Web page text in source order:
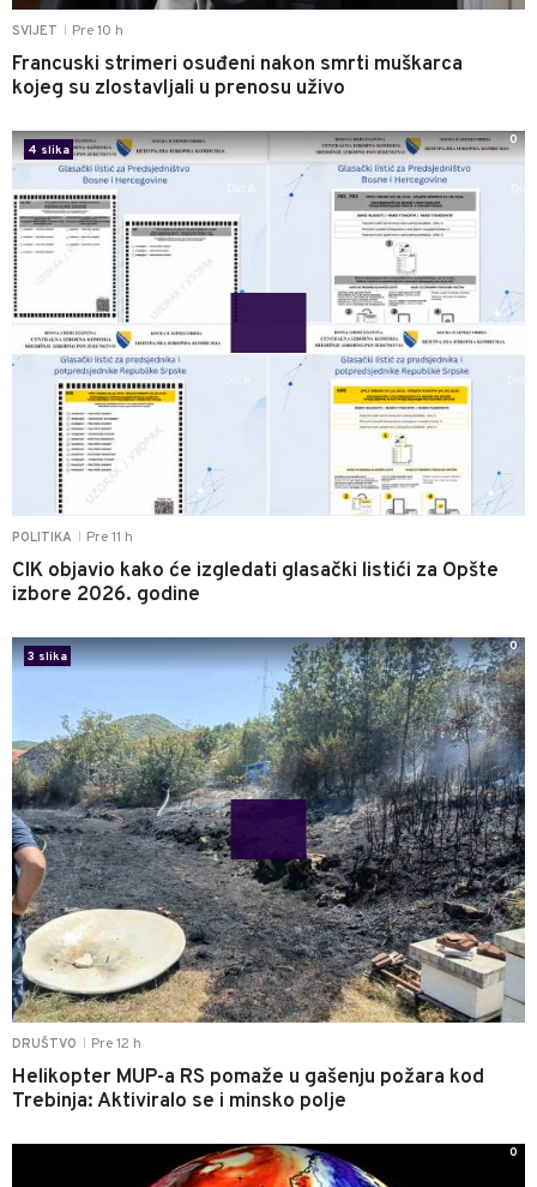
SVIJET Pre 10 h
Francuski strimeri osuđeni nakon smrti muškarca
kojeg su zlostavljali u prenosu uživo
POLITIKA Pre 11 h
CIK objavio kako će izgledati glasački listići za Opšte
izbore 2026. godine
4 slika
0
DRUŠTVO Pre 12 h
Helikopter MUP-a RS pomaže u gašenju požara kod
Trebinja: Aktiviralo se i minsko polje
3 slika
0
0